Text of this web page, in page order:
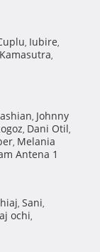
, Iubire,
,
, Johnny
, Dani Otil,
, Melania
Antena 1
, Sani,
ochi,